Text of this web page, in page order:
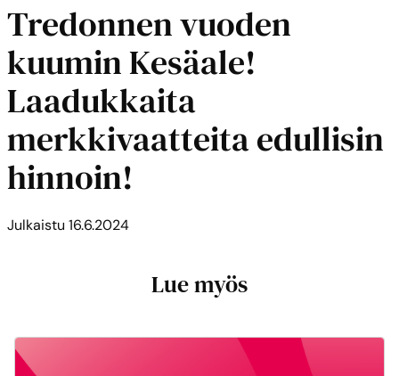
Tredonnen vuoden
kuumin Kesäale!
Laadukkaita
merkkivaatteita edullisin
hinnoin!
Julkaistu 16.6.2024
Lue myös